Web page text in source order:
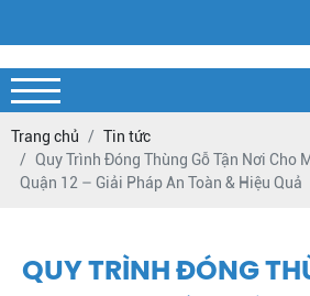
Trang chủ
Tin tức
Quy Trình Đóng Thùng Gỗ Tận Nơi Cho
Quận 12 – Giải Pháp An Toàn & Hiệu Quả
QUY TRÌNH ĐÓNG